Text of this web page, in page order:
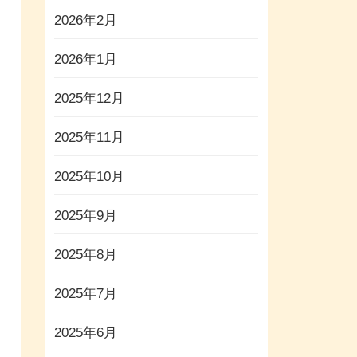
2026年2月
2026年1月
2025年12月
2025年11月
2025年10月
2025年9月
2025年8月
2025年7月
2025年6月